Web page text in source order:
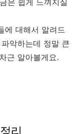
은 쉽게 느껴지실
에 대해서 알려드
악하는데 정말 큰
근 알아볼게요.
리